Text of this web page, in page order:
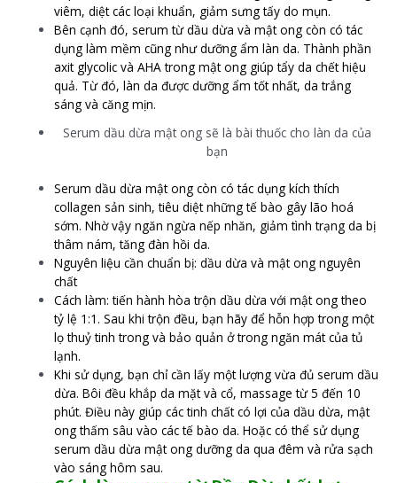
viêm, diệt các loại khuẩn, giảm sưng tấy do mụn.
Bên cạnh đó, serum từ dầu dừa và mật ong còn có tác
dụng làm mềm cũng như dưỡng ẩm làn da. Thành phần
axit glycolic và AHA trong mật ong giúp tẩy da chết hiệu
quả. Từ đó, làn da được dưỡng ẩm tốt nhất, da trắng
sáng và căng mịn.
Serum dầu dừa mật ong sẽ là bài thuốc cho làn da của
bạn
Serum dầu dừa mật ong còn có tác dụng kích thích
collagen sản sinh, tiêu diệt những tế bào gây lão hoá
sớm. Nhờ vậy ngăn ngừa nếp nhăn, giảm tình trạng da bị
thâm nám, tăng đàn hồi da.
Nguyên liệu cần chuẩn bị: dầu dừa và mật ong nguyên
chất
Cách làm: tiến hành hòa trộn dầu dừa với mật ong theo
tỷ lệ 1:1. Sau khi trộn đều, bạn hãy để hỗn hợp trong một
lọ thuỷ tinh trong và bảo quản ở trong ngăn mát của tủ
lạnh.
Khi sử dụng, bạn chỉ cần lấy một lượng vừa đủ serum dầu
dừa. Bôi đều khắp da mặt và cổ, massage từ 5 đến 10
phút. Điều này giúp các tinh chất có lợi của dầu dừa, mật
ong thấm sâu vào các tế bào da. Hoặc có thể sử dụng
serum dầu dừa mật ong dưỡng da qua đêm và rửa sạch
vào sáng hôm sau.